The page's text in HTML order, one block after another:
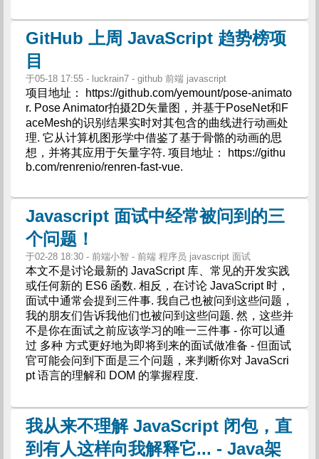
GitHub 上周 JavaScript 趋势榜项
目
于05-18 17:55 - luckrain7 - github 前端 javascript
项目地址： https://github.com/yemount/pose-animato
r. Pose Animator拍摄2D矢量图，并基于PoseNet和F
aceMesh的识别结果实时对其包含的曲线进行动画处
理. 它从计算机图形学中借鉴了基于骨骼的动画的思
想，并将其应用于矢量字符. 项目地址： https://githu
b.com/renrenio/renren-fast-vue.
Javascript 面试中经常被问到的三
个问题！
于02-28 18:30 - 前端小智 - 前端 程序员 javascript 面试
本文不是讨论最新的 JavaScript 库、常见的开发实践
或任何新的 ES6 函数. 相反，在讨论 JavaScript 时，
面试中通常会提到三件事. 我自己也被问到这些问题，
我的朋友们告诉我他们也被问到这些问题. 然，这些并
不是你在面试之前应该学习的唯一三件事 - 你可以通
过 多种 方式更好地为即将到来的面试做准备 - 但面试
官可能会问到下面是三个问题，来判断你对 JavaScri
pt 语言的理解和 DOM 的掌握程度.
我从来不理解 JavaScript 闭包，直
到有人这样向我解释它... - Java架